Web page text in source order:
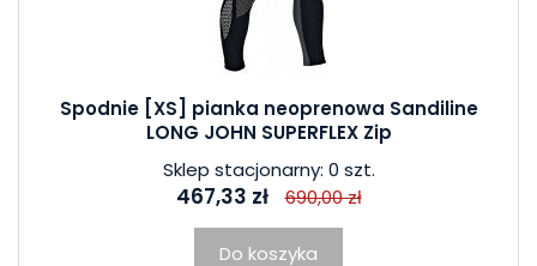
Spodnie [XS] pianka neoprenowa Sandiline
LONG JOHN SUPERFLEX Zip
Sklep stacjonarny: 0 szt.
467,33 zł 690,00 zł
Do koszyka